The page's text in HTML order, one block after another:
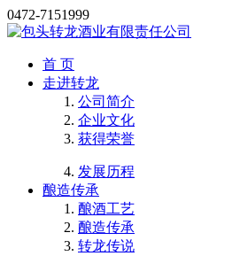
0472-7151999
首 页
走进转龙
公司简介
企业文化
获得荣誉
发展历程
酿造传承
酿酒工艺
酿造传承
转龙传说